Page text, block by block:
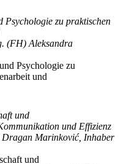
Psychologie zu praktischen
(FH) Aleksandra
und
und Effizienz
Marinković, Inhaber